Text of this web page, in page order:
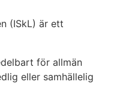
(ISkL) är ett
för allmän
eller samhällelig